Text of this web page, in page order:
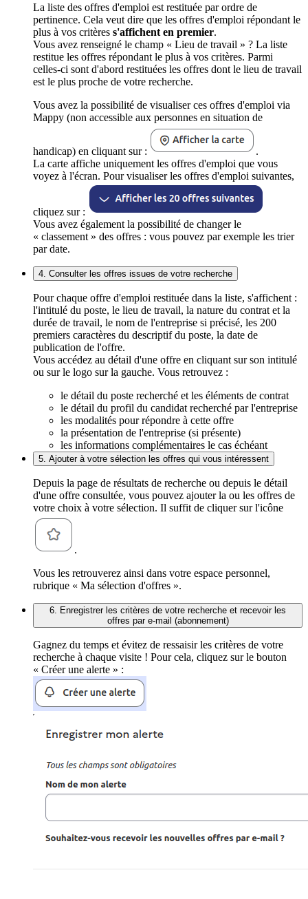
La liste des offres d'emploi est restituée par ordre de
pertinence. Cela veut dire que les offres d'emploi répondant le
plus à vos critères s'affichent en premier.
Vous avez renseigné le champ « Lieu de travail » ? La liste
restitue les offres répondant le plus à vos critères. Parmi
celles-ci sont d'abord restituées les offres dont le lieu de travail
est le plus proche de votre recherche.
Vous avez la possibilité de visualiser ces offres d'emploi via
Mappy (non accessible aux personnes en situation de
handicap) en cliquant sur :
.
La carte affiche uniquement les offres d'emploi que vous
voyez à l'écran. Pour visualiser les offres d'emploi suivantes,
cliquez sur :
Vous avez également la possibilité de changer le
« classement » des offres : vous pouvez par exemple les trier
par date.
4. Consulter les offres issues de votre recherche
Pour chaque offre d'emploi restituée dans la liste, s'affichent :
l'intitulé du poste, le lieu de travail, la nature du contrat et la
durée de travail, le nom de l'entreprise si précisé, les 200
premiers caractères du descriptif du poste, la date de
publication de l'offre.
Vous accédez au détail d'une offre en cliquant sur son intitulé
ou sur le logo sur la gauche. Vous retrouvez :
le détail du poste recherché et les éléments de contrat
le détail du profil du candidat recherché par l'entreprise
les modalités pour répondre à cette offre
la présentation de l'entreprise (si présente)
les informations complémentaires le cas échéant
5. Ajouter à votre sélection les offres qui vous intéressent
Depuis la page de résultats de recherche ou depuis le détail
d'une offre consultée, vous pouvez ajouter la ou les offres de
votre choix à votre sélection. Il suffit de cliquer sur l'icône
.
Vous les retrouverez ainsi dans votre espace personnel,
rubrique « Ma sélection d'offres ».
6. Enregistrer les critères de votre recherche et recevoir les
offres par e-mail (abonnement)
Gagnez du temps et évitez de ressaisir les critères de votre
recherche à chaque visite ! Pour cela, cliquez sur le bouton
« Créer une alerte » :